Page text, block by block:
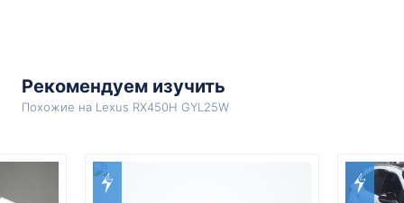
Рекомендуем изучить
Похожие на Lexus RX450H GYL25W